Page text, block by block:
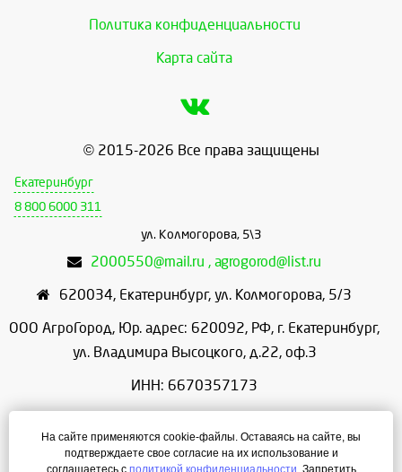
Политика конфиденциальности
Карта сайта
© 2015-2026 Все права защищены
Екатеринбург
8 800 6000 311
ул. Колмогорова, 5\3
2000550@mail.ru , agrogorod@list.ru
620034, Екатеринбург, ул. Колмогорова, 5/3
ООО АгроГород, Юр. адрес: 620092, РФ, г. Екатеринбург,
ул. Владимира Высоцкого, д.22, оф.3
ИНН: 6670357173
ОГРН: 1156658086166
На сайте применяются cookie-файлы. Оставаясь на сайте, вы
подтверждаете свое согласие на их использование и
соглашаетесь с политикой конфиденциальности . Запретить